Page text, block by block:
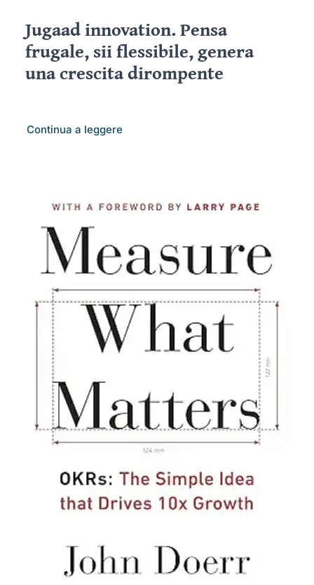
Jugaad innovation. Pensa
frugale, sii flessibile, genera
una crescita dirompente
Continua a leggere